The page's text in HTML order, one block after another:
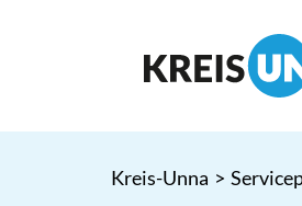
Kreis-Unna >